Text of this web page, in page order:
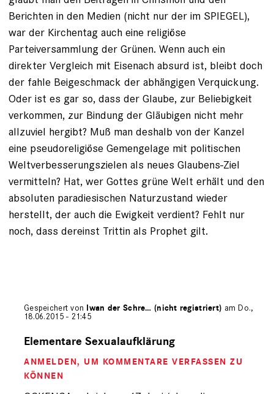
Berichten in den Medien (nicht nur der im SPIEGEL),
war der Kirchentag auch eine religiöse
Parteiversammlung der Grünen. Wenn auch ein
direkter Vergleich mit Eisenach absurd ist, bleibt doch
der fahle Beigeschmack der abhängigen Verquickung.
Oder ist es gar so, dass der Glaube, zur Beliebigkeit
verkommen, zur Bindung der Gläubigen nicht mehr
allzuviel hergibt? Muß man deshalb von der Kanzel
eine pseudoreligiöse Gemengelage mit politischen
Weltverbesserungszielen als neues Glaubens-Ziel
vermitteln? Hat, wer Gottes grüne Welt erhält und den
absoluten paradiesischen Naturzustand wieder
herstellt, der auch die Ewigkeit verdient? Fehlt nur
noch, dass dereinst Trittin als Prophet gilt.
Gespeichert von Iwan der Schre… (nicht registriert) am Do.,
18.06.2015 - 21:45
auf
OCKENGA
(nicht
Elementare Sexualaufklärung
ANMELDEN, UM KOMMENTARE VERFASSEN ZU
KÖNNEN